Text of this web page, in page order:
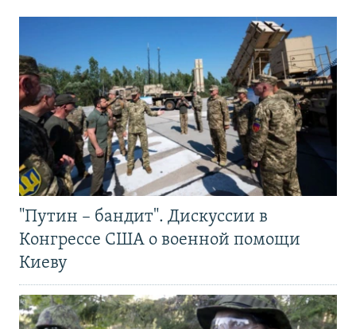
"Путин – бандит". Дискуссии в
Конгрессе США о военной помощи
Киеву